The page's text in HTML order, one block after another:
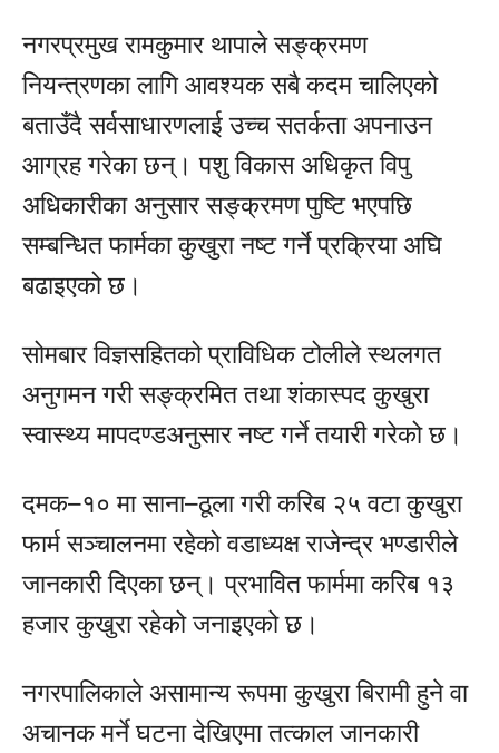
नगरप्रमुख रामकुमार थापाले सङ्क्रमण
नियन्त्रणका लागि आवश्यक सबै कदम चालिएको
बताउँदै सर्वसाधारणलाई उच्च सतर्कता अपनाउन
आग्रह गरेका छन्। पशु विकास अधिकृत विपु
अधिकारीका अनुसार सङ्क्रमण पुष्टि भएपछि
सम्बन्धित फार्मका कुखुरा नष्ट गर्ने प्रक्रिया अघि
बढाइएको छ।
सोमबार विज्ञसहितको प्राविधिक टोलीले स्थलगत
अनुगमन गरी सङ्क्रमित तथा शंकास्पद कुखुरा
स्वास्थ्य मापदण्डअनुसार नष्ट गर्ने तयारी गरेको छ।
दमक–१० मा साना–ठूला गरी करिब २५ वटा कुखुरा
फार्म सञ्चालनमा रहेको वडाध्यक्ष राजेन्द्र भण्डारीले
जानकारी दिएका छन्। प्रभावित फार्ममा करिब १३
हजार कुखुरा रहेको जनाइएको छ।
नगरपालिकाले असामान्य रूपमा कुखुरा बिरामी हुने वा
अचानक मर्ने घटना देखिएमा तत्काल जानकारी